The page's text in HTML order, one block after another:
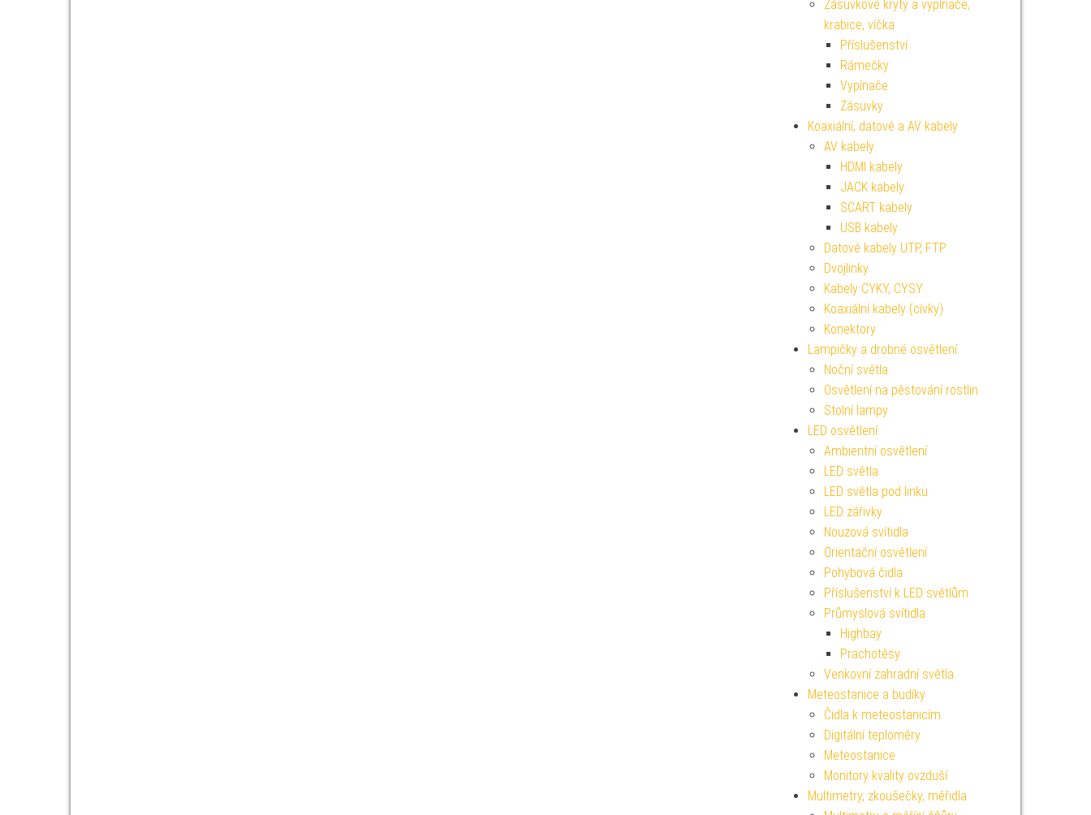
Zásuvkové kryty a vypínače,
krabice, víčka
Příslušenství
Rámečky
Vypínače
Zásuvky
Koaxiální, datové a AV kabely
AV kabely
HDMI kabely
JACK kabely
SCART kabely
USB kabely
Datové kabely UTP, FTP
Dvojlinky
Kabely CYKY, CYSY
Koaxiální kabely (cívky)
Konektory
Lampičky a drobné osvětlení
Noční světla
Osvětlení na pěstování rostlin
Stolní lampy
LED osvětlení
Ambientní osvětlení
LED světla
LED světla pod linku
LED zářivky
Nouzová svítidla
Orientační osvětlení
Pohybová čidla
Příslušenství k LED světlům
Průmyslová svítidla
Highbay
Prachotěsy
Venkovní zahradní světla
Meteostanice a budíky
Čidla k meteostanicím
Digitální teploměry
Meteostanice
Monitory kvality ovzduší
Multimetry, zkoušečky, měřidla